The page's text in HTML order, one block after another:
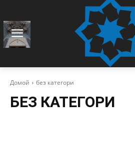
Домой без категори
БЕЗ КАТЕГОРИ